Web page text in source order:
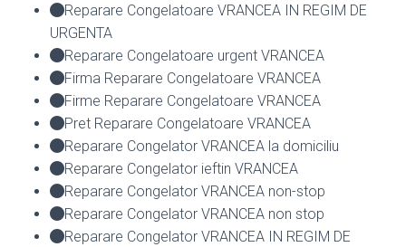
Reparare Congelatoare VRANCEA IN REGIM DE
URGENTA
Reparare Congelatoare urgent VRANCEA
Firma Reparare Congelatoare VRANCEA
Firme Reparare Congelatoare VRANCEA
Pret Reparare Congelatoare VRANCEA
Reparare Congelator VRANCEA la domiciliu
Reparare Congelator ieftin VRANCEA
Reparare Congelator VRANCEA non-stop
Reparare Congelator VRANCEA non stop
Reparare Congelator VRANCEA IN REGIM DE